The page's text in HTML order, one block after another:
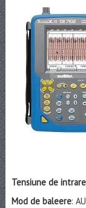
Tensiune de intrare
Mod de baleere: